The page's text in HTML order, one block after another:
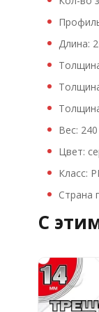
Длина:
Вес: 240
Цвет:
Класс:
Страна
C